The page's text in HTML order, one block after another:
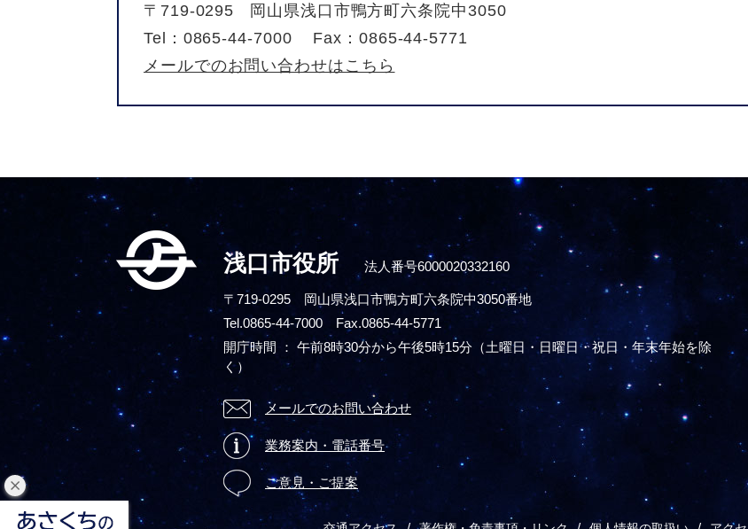
〒719-0295
岡山県浅口市鴨方町六条院中3050
Tel：0865-44-7000
Fax：0865-44-5771
メールでのお問い合わせはこちら
浅口市役所 法人番号6000020332160
〒719-0295 岡山県浅口市鴨方町六条院中3050番地
Tel.0865-44-7000 Fax.0865-44-5771
開庁時間 ： 午前8時30分から午後5時15分 （土曜日・日曜日・祝日・年末年始を除
く）
メールでのお問い合わせ
業務案内・電話番号
ご意見・ご提案
閉
じ